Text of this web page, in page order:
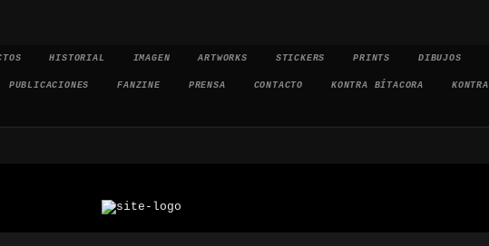
HISTORIAL IMAGEN ARTWORKS STICKERS PRINTS DIBUJOS
PUBLICACIONES FANZINE PRENSA CONTACTO KONTRA BÍTACORA KONTRA